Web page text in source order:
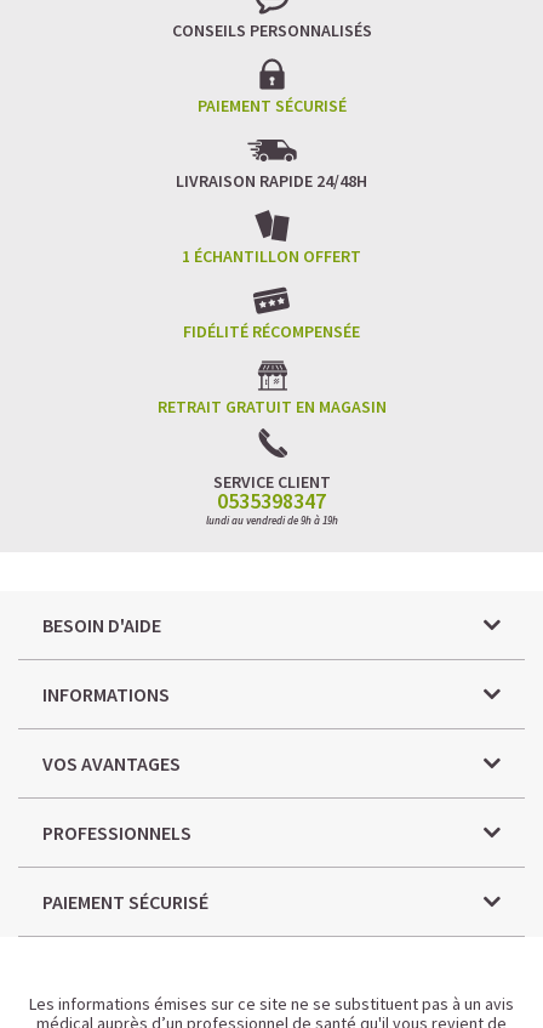
CONSEILS PERSONNALISÉS
PAIEMENT SÉCURISÉ
LIVRAISON RAPIDE 24/48H
1 ÉCHANTILLON OFFERT
FIDÉLITÉ RÉCOMPENSÉE
RETRAIT GRATUIT EN MAGASIN
SERVICE CLIENT
0535398347
lundi au vendredi de 9h à 19h
BESOIN D'AIDE
INFORMATIONS
VOS AVANTAGES
PROFESSIONNELS
PAIEMENT SÉCURISÉ
Les informations émises sur ce site ne se substituent pas à un avis
médical auprès d’un professionnel de santé qu'il vous revient de